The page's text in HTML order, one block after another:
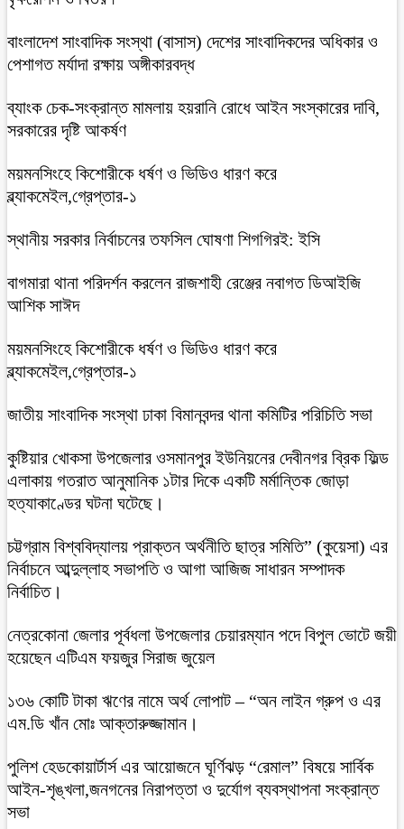
বাংলাদেশ সাংবাদিক সংস্থা (বাসাস) দেশের সাংবাদিকদের অধিকার ও
পেশাগত মর্যাদা রক্ষায় অঙ্গীকারবদ্ধ
ব্যাংক চেক-সংক্রান্ত মামলায় হয়রানি রোধে আইন সংস্কারের দাবি,
সরকারের দৃষ্টি আকর্ষণ
ময়মনসিংহে কিশোরীকে ধর্ষণ ও ভিডিও ধারণ করে
ব্ল্যাকমেইল,গ্রেপ্তার-১
স্থানীয় সরকার নির্বাচনের তফসিল ঘোষণা শিগগিরই: ইসি
বাগমারা থানা পরিদর্শন করলেন রাজশাহী রেঞ্জের নবাগত ডিআইজি
আশিক সাঈদ
ময়মনসিংহে কিশোরীকে ধর্ষণ ও ভিডিও ধারণ করে
ব্ল্যাকমেইল,গ্রেপ্তার-১
জাতীয় সাংবাদিক সংস্থা ঢাকা বিমানবন্দর থানা কমিটির পরিচিতি সভা
কুষ্টিয়ার খোকসা উপজেলার ওসমানপুর ইউনিয়নের দেবীনগর ব্রিক ফিল্ড
এলাকায় গতরাত আনুমানিক ১টার দিকে একটি মর্মান্তিক জোড়া
হত্যাকাণ্ডের ঘটনা ঘটেছে।
চট্টগ্রাম বিশ্ববিদ্যালয় প্রাক্তন অর্থনীতি ছাত্র সমিতি” (কুয়েসা) এর
নির্বাচনে আব্দুল্লাহ সভাপতি ও আগা আজিজ সাধারন সম্পাদক
নির্বাচিত।
নেত্রকোনা জেলার পূর্বধলা উপজেলার চেয়ারম্যান পদে বিপুল ভোটে জয়ী
হয়েছেন এটিএম ফয়জুর সিরাজ জুয়েল
১৩৬ কোটি টাকা ঋণের নামে অর্থ লোপাট – “অন লাইন গ্রুপ ও এর
এম.ডি খাঁন মোঃ আক্তারুজ্জামান।
পুলিশ হেডকোয়ার্টার্স এর আয়োজনে ঘূর্ণিঝড় “রেমাল” বিষয়ে সার্বিক
আইন-শৃঙ্খলা,জনগনের নিরাপত্তা ও দুর্যোগ ব্যবস্থাপনা সংক্রান্ত
সভা